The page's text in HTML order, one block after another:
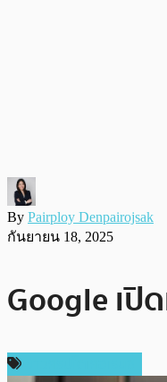
By Pairploy Denpairojsak
กันยายน 18, 2025
Google เปิ